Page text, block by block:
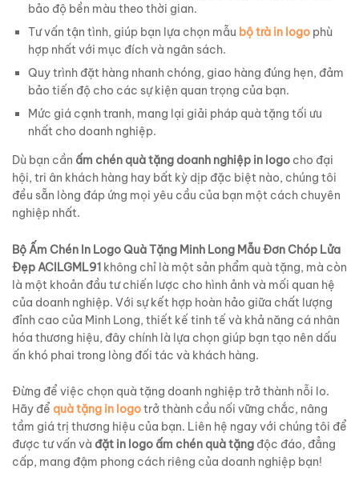
bảo độ bền màu theo thời gian.
Tư vấn tận tình, giúp bạn lựa chọn mẫu bộ trà in logo phù
hợp nhất với mục đích và ngân sách.
Quy trình đặt hàng nhanh chóng, giao hàng đúng hẹn, đảm
bảo tiến độ cho các sự kiện quan trọng của bạn.
Mức giá cạnh tranh, mang lại giải pháp quà tặng tối ưu
nhất cho doanh nghiệp.
Dù bạn cần ấm chén quà tặng doanh nghiệp in logo cho đại
hội, tri ân khách hàng hay bất kỳ dịp đặc biệt nào, chúng tôi
đều sẵn lòng đáp ứng mọi yêu cầu của bạn một cách chuyên
nghiệp nhất.
Bộ Ấm Chén In Logo Quà Tặng Minh Long Mẫu Đơn Chóp Lửa
Đẹp ACILGML91 không chỉ là một sản phẩm quà tặng, mà còn
là một khoản đầu tư chiến lược cho hình ảnh và mối quan hệ
của doanh nghiệp. Với sự kết hợp hoàn hảo giữa chất lượng
đỉnh cao của Minh Long, thiết kế tinh tế và khả năng cá nhân
hóa thương hiệu, đây chính là lựa chọn giúp bạn tạo nên dấu
ấn khó phai trong lòng đối tác và khách hàng.
Đừng để việc chọn quà tặng doanh nghiệp trở thành nỗi lo.
Hãy để quà tặng in logotrở thành cầu nối vững chắc, nâng
tầm giá trị thương hiệu của bạn. Liên hệ ngay với chúng tôi để
được tư vấn và đặt in logo ấm chén quà tặng độc đáo, đẳng
cấp, mang đậm phong cách riêng của doanh nghiệp bạn!